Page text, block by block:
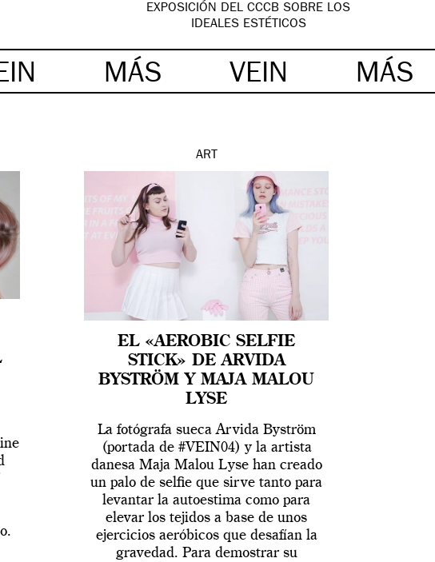
EXPOSICIÓN DEL CCCB SOBRE LOS
IDEALES ESTÉTICOS
MÁS VEIN MÁS
ART
EL «AEROBIC SELFIE
STICK» DE ARVIDA
BYSTRÖM Y MAJA MALOU
LYSE
La fotógrafa sueca Arvida Byström
(portada de #VEIN04) y la artista
danesa Maja Malou Lyse han creado
un palo de selfie que sirve tanto para
levantar la autoestima como para
elevar los tejidos a base de unos
ejercicios aeróbicos que desafían la
gravedad. Para demostrar su